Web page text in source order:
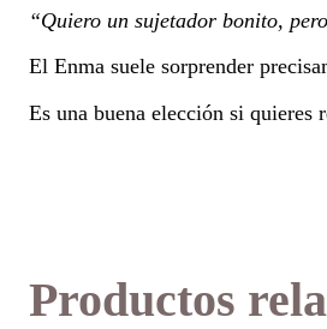
“Quiero un sujetador bonito,
El Enma suele sorprender
Es una buena elección si quieres
Productos